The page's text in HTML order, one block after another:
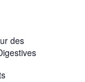
des